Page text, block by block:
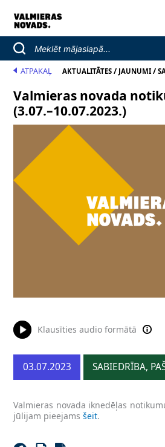
ATPAKAĻ AKTUALITĀTES/ JAUNUMI/
Valmieras novada
(3.07.–10.07.2023.)
Klausīties audio formātā
03.07.2023 SABIEDRĪBA,
Valmieras novada iknedēļas
jūlijam pieejamsšeit.